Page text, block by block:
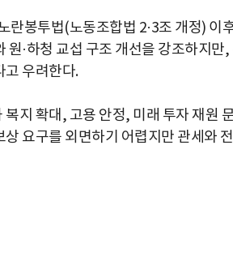
란봉투법(노동조합법 2·3조 개정) 이
원·하청 교섭 구조 개선을 강조하지만
고 우려한다.
지 확대, 고용 안정, 미래 투자 재원
요구를 외면하기 어렵지만 관세와